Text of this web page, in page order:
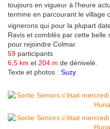
toujours en vigueur à l'heure
termine en parcourant le village
vignerons qui pour la plupart
Ravis et comblés par cette
pour rejoindre Colmar.
59 participants
6,5 km et 204 m de dénivelé.
Texte et photos : Suzy